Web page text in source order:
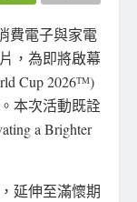
費電子與家電
，為即將啟幕
Cup 2026TM)
本次活動既詮
a Brighter
延伸至滿懷期